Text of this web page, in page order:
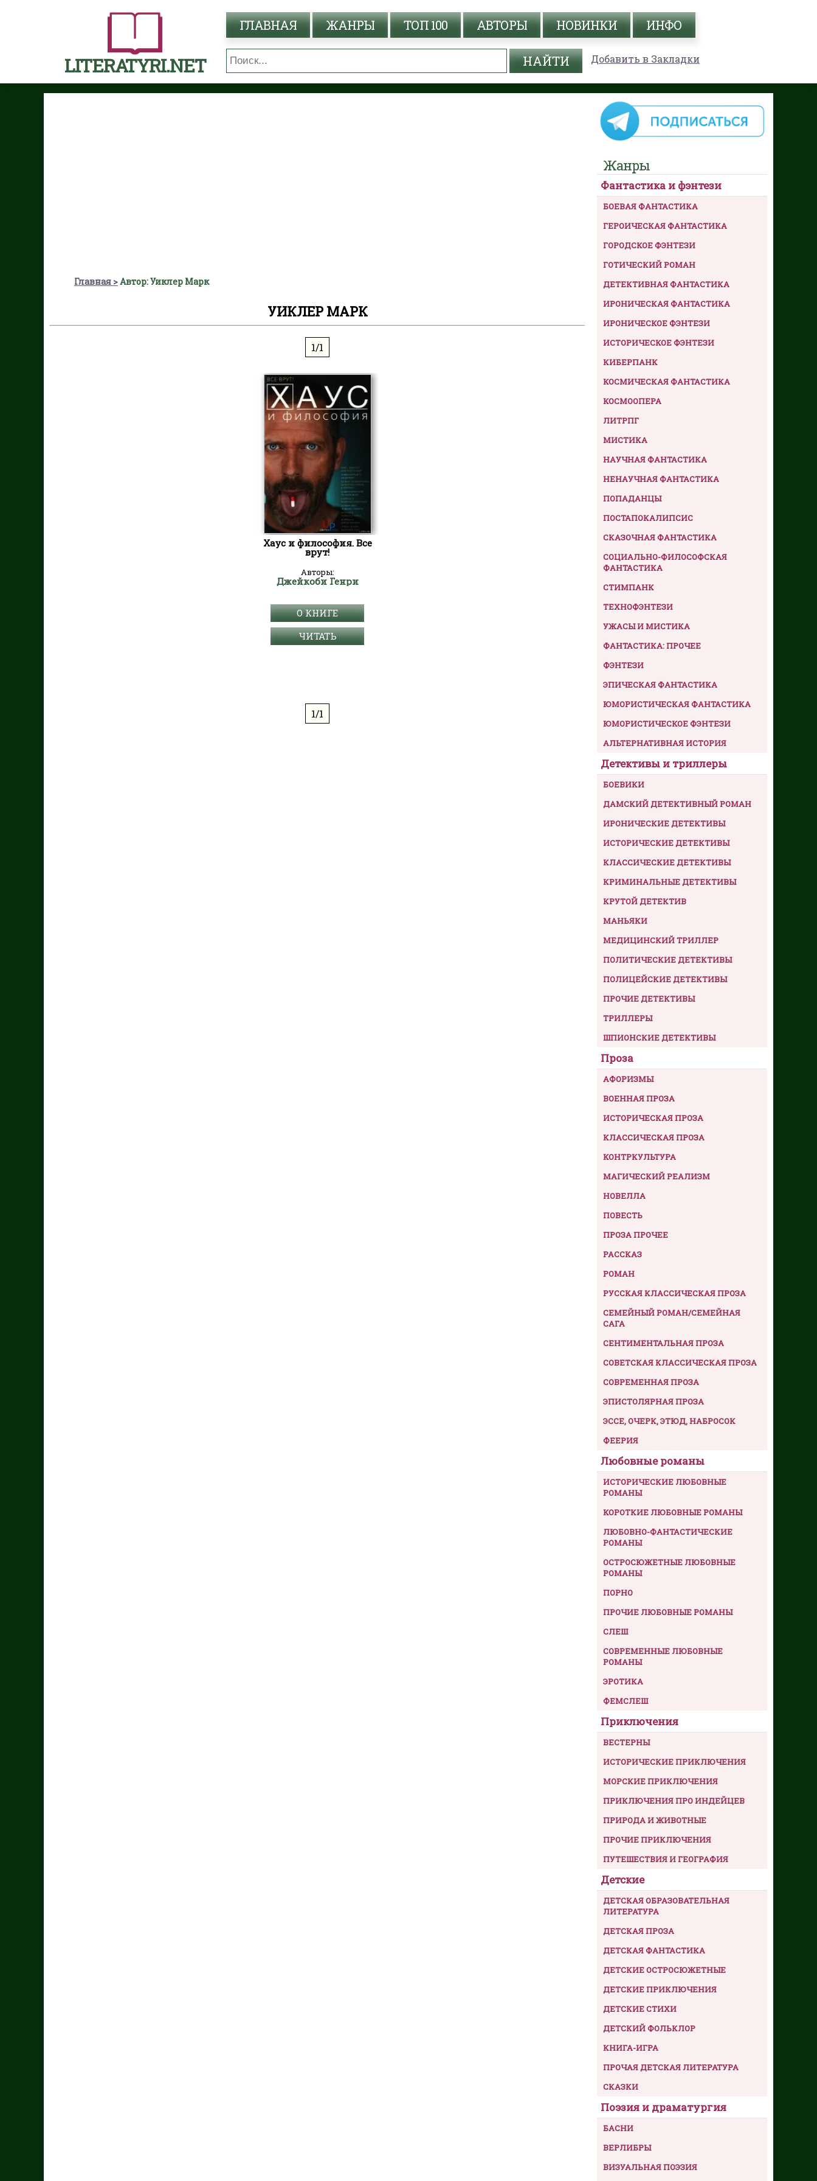
LITERATYRI.NET
ГЛАВНАЯ ЖАНРЫ ТОП 100 АВТОРЫ НОВИНКИ ИНФО
Добавить в Закладки
Главная Автор: Уиклер Марк
УИКЛЕР МАРК
1/1
Хаус и философия. Все
врут!
Авторы:
Джейкоби Генри
О КНИГЕ
ЧИТАТЬ
1/1
Жанры
Фантастика и фэнтези
БОЕВАЯ ФАНТАСТИКА
ГЕРОИЧЕСКАЯ ФАНТАСТИКА
ГОРОДСКОЕ ФЭНТЕЗИ
ГОТИЧЕСКИЙ РОМАН
ДЕТЕКТИВНАЯ ФАНТАСТИКА
ИРОНИЧЕСКАЯ ФАНТАСТИКА
ИРОНИЧЕСКОЕ ФЭНТЕЗИ
ИСТОРИЧЕСКОЕ ФЭНТЕЗИ
КИБЕРПАНК
КОСМИЧЕСКАЯ ФАНТАСТИКА
КОСМООПЕРА
ЛИТРПГ
МИСТИКА
НАУЧНАЯ ФАНТАСТИКА
НЕНАУЧНАЯ ФАНТАСТИКА
ПОПАДАНЦЫ
ПОСТАПОКАЛИПСИС
СКАЗОЧНАЯ ФАНТАСТИКА
СОЦИАЛЬНО-ФИЛОСОФСКАЯ
ФАНТАСТИКА
СТИМПАНК
ТЕХНОФЭНТЕЗИ
УЖАСЫ И МИСТИКА
ФАНТАСТИКА: ПРОЧЕЕ
ФЭНТЕЗИ
ЭПИЧЕСКАЯ ФАНТАСТИКА
ЮМОРИСТИЧЕСКАЯ ФАНТАСТИКА
ЮМОРИСТИЧЕСКОЕ ФЭНТЕЗИ
АЛЬТЕРНАТИВНАЯ ИСТОРИЯ
Детективы и триллеры
БОЕВИКИ
ДАМСКИЙ ДЕТЕКТИВНЫЙ РОМАН
ИРОНИЧЕСКИЕ ДЕТЕКТИВЫ
ИСТОРИЧЕСКИЕ ДЕТЕКТИВЫ
КЛАССИЧЕСКИЕ ДЕТЕКТИВЫ
КРИМИНАЛЬНЫЕ ДЕТЕКТИВЫ
КРУТОЙ ДЕТЕКТИВ
МАНЬЯКИ
МЕДИЦИНСКИЙ ТРИЛЛЕР
ПОЛИТИЧЕСКИЕ ДЕТЕКТИВЫ
ПОЛИЦЕЙСКИЕ ДЕТЕКТИВЫ
ПРОЧИЕ ДЕТЕКТИВЫ
ТРИЛЛЕРЫ
ШПИОНСКИЕ ДЕТЕКТИВЫ
Проза
АФОРИЗМЫ
ВОЕННАЯ ПРОЗА
ИСТОРИЧЕСКАЯ ПРОЗА
КЛАССИЧЕСКАЯ ПРОЗА
КОНТРКУЛЬТУРА
МАГИЧЕСКИЙ РЕАЛИЗМ
НОВЕЛЛА
ПОВЕСТЬ
ПРОЗА ПРОЧЕЕ
РАССКАЗ
РОМАН
РУССКАЯ КЛАССИЧЕСКАЯ ПРОЗА
СЕМЕЙНЫЙ РОМАН/СЕМЕЙНАЯ
САГА
СЕНТИМЕНТАЛЬНАЯ ПРОЗА
СОВЕТСКАЯ КЛАССИЧЕСКАЯ ПРОЗА
СОВРЕМЕННАЯ ПРОЗА
ЭПИСТОЛЯРНАЯ ПРОЗА
ЭССЕ, ОЧЕРК, ЭТЮД, НАБРОСОК
ФЕЕРИЯ
Любовные романы
ИСТОРИЧЕСКИЕ ЛЮБОВНЫЕ
РОМАНЫ
КОРОТКИЕ ЛЮБОВНЫЕ РОМАНЫ
ЛЮБОВНО-ФАНТАСТИЧЕСКИЕ
РОМАНЫ
ОСТРОСЮЖЕТНЫЕ ЛЮБОВНЫЕ
РОМАНЫ
ПОРНО
ПРОЧИЕ ЛЮБОВНЫЕ РОМАНЫ
СЛЕШ
СОВРЕМЕННЫЕ ЛЮБОВНЫЕ
РОМАНЫ
ЭРОТИКА
ФЕМСЛЕШ
Приключения
ВЕСТЕРНЫ
ИСТОРИЧЕСКИЕ ПРИКЛЮЧЕНИЯ
МОРСКИЕ ПРИКЛЮЧЕНИЯ
ПРИКЛЮЧЕНИЯ ПРО ИНДЕЙЦЕВ
ПРИРОДА И ЖИВОТНЫЕ
ПРОЧИЕ ПРИКЛЮЧЕНИЯ
ПУТЕШЕСТВИЯ И ГЕОГРАФИЯ
Детские
ДЕТСКАЯ ОБРАЗОВАТЕЛЬНАЯ
ЛИТЕРАТУРА
ДЕТСКАЯ ПРОЗА
ДЕТСКАЯ ФАНТАСТИКА
ДЕТСКИЕ ОСТРОСЮЖЕТНЫЕ
ДЕТСКИЕ ПРИКЛЮЧЕНИЯ
ДЕТСКИЕ СТИХИ
ДЕТСКИЙ ФОЛЬКЛОР
КНИГА-ИГРА
ПРОЧАЯ ДЕТСКАЯ ЛИТЕРАТУРА
СКАЗКИ
Поэзия и драматургия
БАСНИ
ВЕРЛИБРЫ
ВИЗУАЛЬНАЯ ПОЭЗИЯ